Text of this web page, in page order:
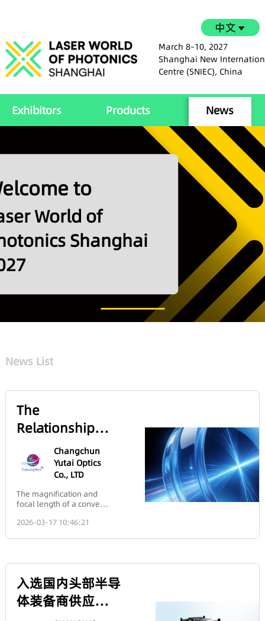
中文
March 8–10, 2027
Shanghai New
Centre (SNIEC),
Exhibitors Products News
to
World of
Shanghai
News List
The
Relationship
Between the
Focal Length
and
of a Convex
Lens
Changchun
Co., LTD
focal length of a convex
related yet distinct optical
parameters. The
relationship between
2026-03-17 10:46:21